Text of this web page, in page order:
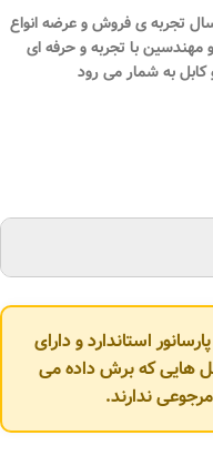
اسپادان به سیم به پشتوانه بیش از ۱۵ سال تجربه ی فروش و عرضه انواع
با تجربه و حرفه ای
کابل به شمار می رود
استاندارد و دارای
هایی که برش داده می
ندارند.